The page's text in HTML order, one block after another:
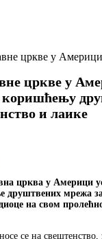
цркве у
цркве у
коришћењу
и лаике
црква у Америци
друштвених мрежа
на свом
се на свештенство,